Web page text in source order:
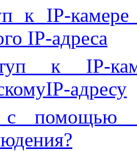
к IP-
IP-адреса
к IP-
адресу
помощью